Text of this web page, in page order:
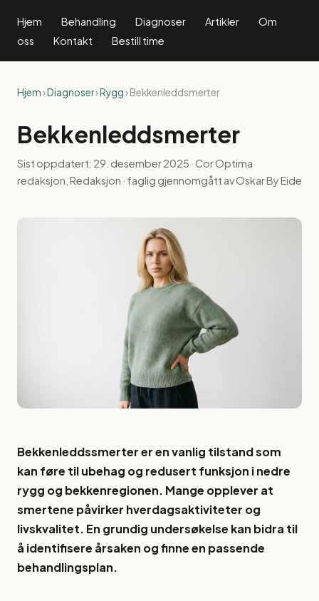
Hjem Behandling Diagnoser Artikler
Om
oss
Kontakt Bestill time
Hjem›Diagnoser›Rygg› Bekkenleddsmerter
Bekkenleddsmerter
Sist oppdatert: 29. desember 2025 · Cor Optima
redaksjon, Redaksjon · faglig gjennomgått av Oskar By Eide
Bekkenleddssmerter er en vanlig tilstand som
kan føre til ubehag og redusert funksjon i nedre
rygg og bekkenregionen. Mange opplever at
smertene påvirker hverdagsaktiviteter og
livskvalitet. En grundig undersøkelse kan bidra til
å identifisere årsaken og finne en passende
behandlingsplan.